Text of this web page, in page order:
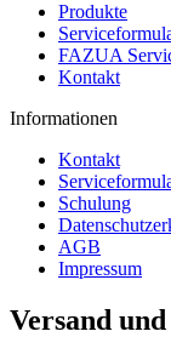
Produkte
FAZUA
Kontakt
Informationen
Kontakt
Schulung
AGB
Impressum
Versand